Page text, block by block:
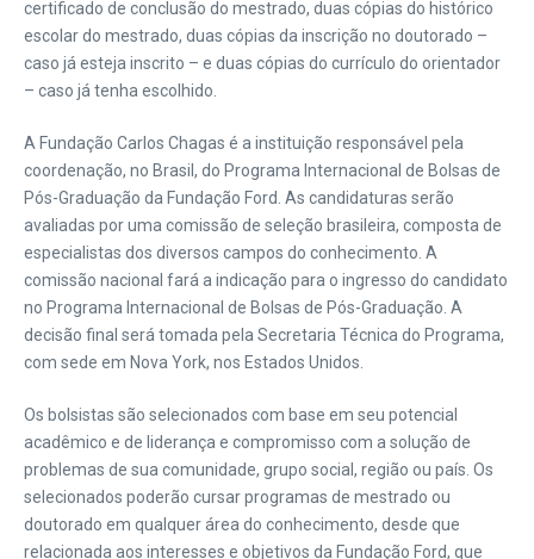
certificado de conclusão do mestrado, duas cópias do histórico
escolar do mestrado, duas cópias da inscrição no doutorado –
caso já esteja inscrito – e duas cópias do currículo do orientador
– caso já tenha escolhido.
A Fundação Carlos Chagas é a instituição responsável pela
coordenação, no Brasil, do Programa Internacional de Bolsas de
Pós-Graduação da Fundação Ford. As candidaturas serão
avaliadas por uma comissão de seleção brasileira, composta de
especialistas dos diversos campos do conhecimento. A
comissão nacional fará a indicação para o ingresso do candidato
no Programa Internacional de Bolsas de Pós-Graduação. A
decisão final será tomada pela Secretaria Técnica do Programa,
com sede em Nova York, nos Estados Unidos.
Os bolsistas são selecionados com base em seu potencial
acadêmico e de liderança e compromisso com a solução de
problemas de sua comunidade, grupo social, região ou país. Os
selecionados poderão cursar programas de mestrado ou
doutorado em qualquer área do conhecimento, desde que
relacionada aos interesses e objetivos da Fundação Ford, que